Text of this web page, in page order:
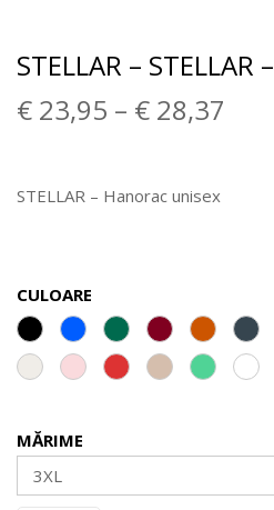
STELLAR –
€ 23,95 – € 28,37
STELLAR – Hanorac unisex
CULOARE
MĂRIME